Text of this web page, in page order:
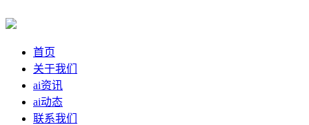
首页
关于我们
ai资讯
ai动态
联系我们